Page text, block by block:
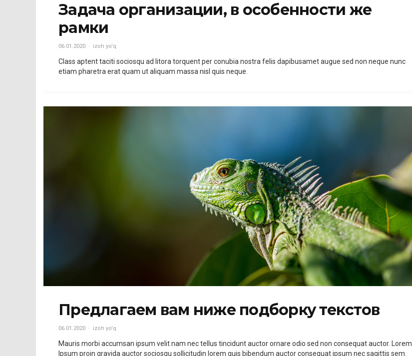
Задача организации, в особенности же
рамки
06.01.2020 izoh yo'q
Class aptent taciti sociosqu ad litora torquent per conubia nostra felis dapibusamet augue sed non neque nunc
etiam pharetra erat quam ut aliquam massa nisl quis neque.
Предлагаем вам ниже подборку текстов
06.01.2020 izoh yo'q
Mauris morbi accumsan ipsum velit nam nec tellus tincidunt auctor ornare odio sed non consequat auctor. Lorem
Ipsum proin gravida auctor sociosqu sollicitudin lorem quis bibendum auctor consequat ipsum nec sagittis sem.